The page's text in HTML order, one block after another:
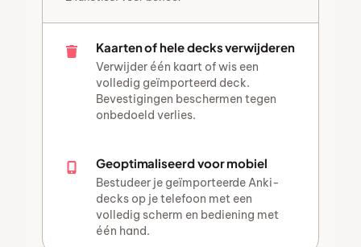
Kaarten of hele decks verwijderen
Verwijder één kaart of wis een
volledig geïmporteerd deck.
Bevestigingen beschermen tegen
onbedoeld verlies.
Geoptimaliseerd voor mobiel
Bestudeer je geïmporteerde Anki-
decks op je telefoon met een
volledig scherm en bediening met
één hand.